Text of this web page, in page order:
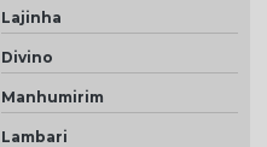
Lajinha
Divino
Manhumirim
Lambari